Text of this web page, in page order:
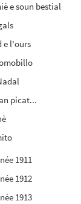
e soun bestial
e l'ours
picat...
1911
1912
1913